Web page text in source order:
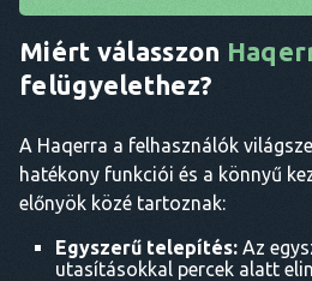
Miért válasszon
felügyelethez?
A Haqerra a felhasználók
hatékony funkciói és a könnyű
előnyök közé tartoznak:
Egyszerű telepítés: Az
utasításokkal percek alatt